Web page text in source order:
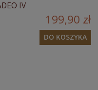
IV
199,90 zł
DO KOSZYKA